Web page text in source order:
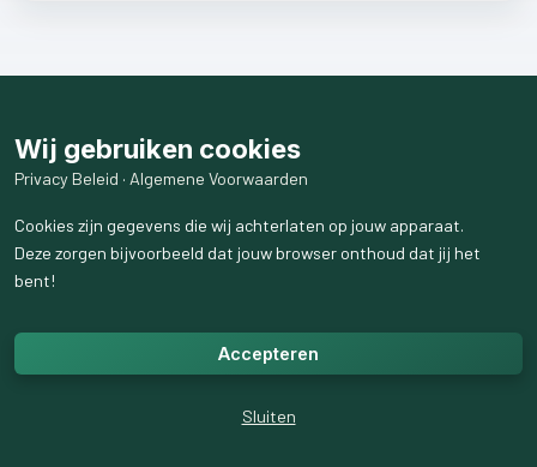
Wij gebruiken cookies
Privacy Beleid · Algemene Voorwaarden
Cookies zijn gegevens die wij achterlaten op jouw apparaat.
Deze zorgen bijvoorbeeld dat jouw browser onthoud dat jij het
bent!
Accepteren
Sluiten